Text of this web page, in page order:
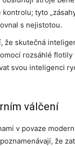
tyto
s nejistotou.
že skutečná
rozsáhlé
svou inteligenci
válčení
v povaze
že